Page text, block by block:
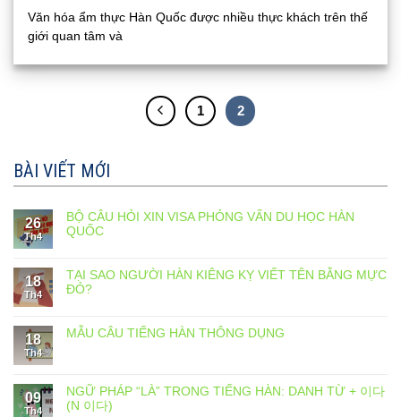
Văn hóa ẩm thực Hàn Quốc được nhiều thực khách trên thế
giới quan tâm và
1 2
BÀI VIẾT MỚI
26
Th4
BỘ CÂU HỎI XIN VISA PHỎNG VẤN DU HỌC HÀN
QUỐC
18
Th4
TẠI SAO NGƯỜI HÀN KIÊNG KỴ VIẾT TÊN BẰNG MỰC
ĐỎ?
18
Th4
MẪU CÂU TIẾNG HÀN THÔNG DỤNG
09
Th4
NGỮ PHÁP “LÀ” TRONG TIẾNG HÀN: DANH TỪ + 이다
(N 이다)